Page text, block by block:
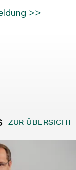
>>
ZUR ÜBERSICHT